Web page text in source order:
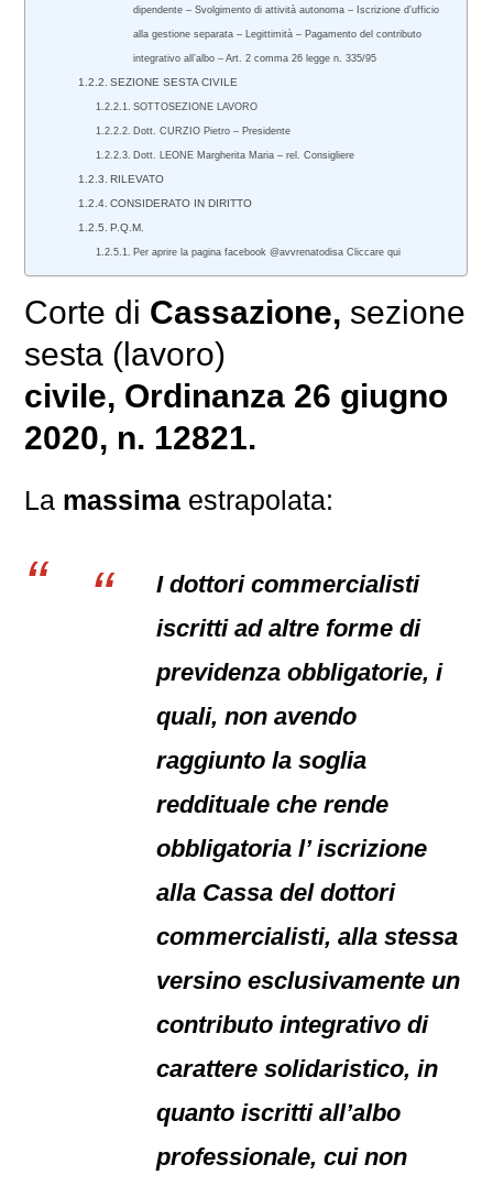
dipendente – Svolgimento di attività autonoma – Iscrizione d’ufficio
alla gestione separata – Legittimità – Pagamento del contributo
integrativo all’albo – Art. 2 comma 26 legge n. 335/95
SEZIONE SESTA CIVILE
SOTTOSEZIONE LAVORO
Dott. CURZIO Pietro – Presidente
Dott. LEONE Margherita Maria – rel. Consigliere
RILEVATO
CONSIDERATO IN DIRITTO
P.Q.M.
Per aprire la pagina facebook @avvrenatodisa Cliccare qui
Corte di Cassazione, sezione
sesta (lavoro)
civile, Ordinanza 26 giugno
2020, n. 12821.
La massima estrapolata:
I dottori commercialisti
iscritti ad altre forme di
previdenza obbligatorie, i
quali, non avendo
raggiunto la soglia
reddituale che rende
obbligatoria l’ iscrizione
alla Cassa del dottori
commercialisti, alla stessa
versino esclusivamente un
contributo integrativo di
carattere solidaristico, in
quanto iscritti all’albo
professionale, cui non